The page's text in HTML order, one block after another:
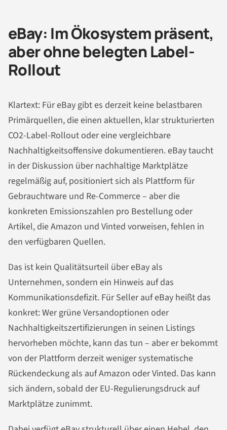
eBay: Im Ökosystem präsent,
aber ohne belegten Label-
Rollout
Klartext: Für eBay gibt es derzeit keine belastbaren
Primärquellen, die einen aktuellen, klar strukturierten
CO2-Label-Rollout oder eine vergleichbare
Nachhaltigkeitsoffensive dokumentieren. eBay taucht
in der Diskussion über nachhaltige Marktplätze
regelmäßig auf, positioniert sich als Plattform für
Gebrauchtware und Re-Commerce – aber die
konkreten Emissionszahlen pro Bestellung oder
Artikel, die Amazon und Vinted vorweisen, fehlen in
den verfügbaren Quellen.
Das ist kein Qualitätsurteil über eBay als
Unternehmen, sondern ein Hinweis auf das
Kommunikationsdefizit. Für Seller auf eBay heißt das
konkret: Wer grüne Versandoptionen oder
Nachhaltigkeitszertifizierungen in seinen Listings
hervorheben möchte, kann das tun – aber er bekommt
von der Plattform derzeit weniger systematische
Rückendeckung als auf Amazon oder Vinted. Das kann
sich ändern, sobald der EU-Regulierungsdruck auf
Marktplätze zunimmt.